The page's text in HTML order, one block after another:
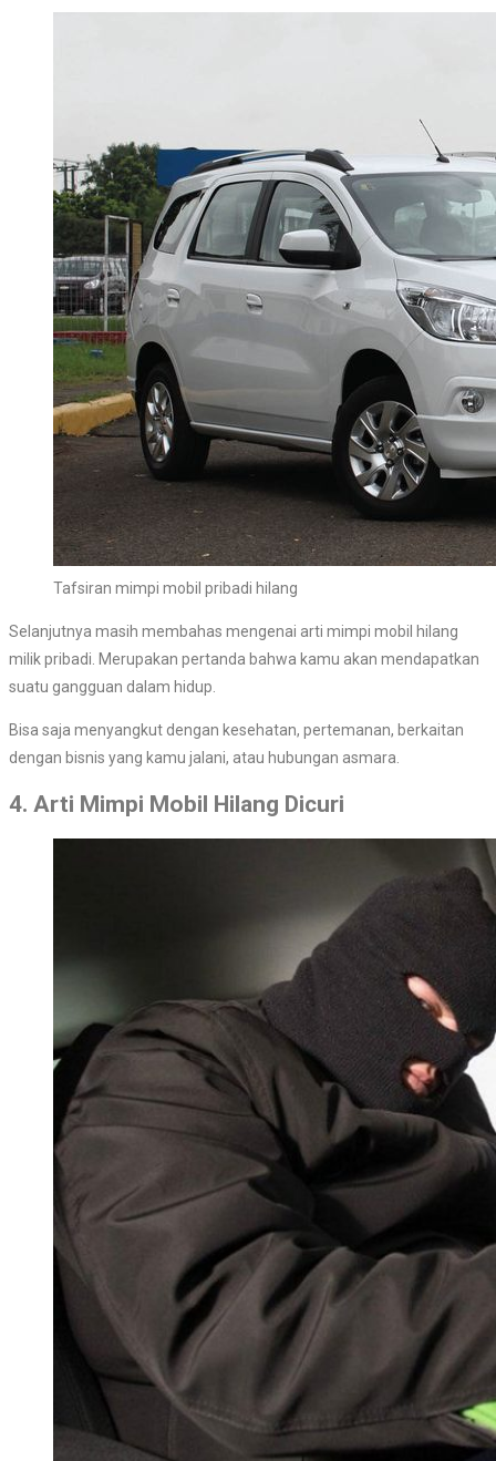
Tafsiran mimpi mobil pribadi hilang
Selanjutnya masih membahas mengenai arti mimpi mobil hilang
milik pribadi. Merupakan pertanda bahwa kamu akan mendapatkan
suatu gangguan dalam hidup.
Bisa saja menyangkut dengan kesehatan, pertemanan, berkaitan
dengan bisnis yang kamu jalani, atau hubungan asmara.
4. Arti Mimpi Mobil Hilang Dicuri